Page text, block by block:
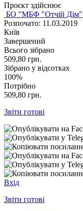
Проєкт здійснює
БО "МБФ "Отчій Дім"
Розпочато: 11.03.2019
Київ
Завершений
Всього зібрано
509,80 грн.
Зібрано у відсотках
100%
Потрібно
509,80 грн.
Звіти готові
Вхід
Звіти готові